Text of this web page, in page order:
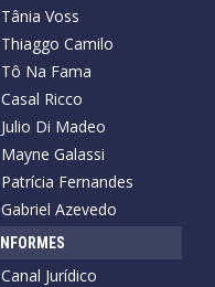
Tânia Voss
Thiaggo Camilo
Tô Na Fama
Casal Ricco
Julio Di Madeo
Mayne Galassi
Patrícia Fernandes
Gabriel Azevedo
INFORMES
Canal Jurídico